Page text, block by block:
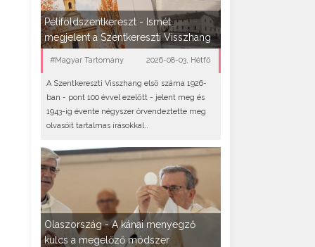
Péliföldszentkereszt - Ismét
megjelent a Szentkereszti Visszhang
#Magyar Tartomány 2026-08-03, Hétfő
A Szentkereszti Visszhang első száma 1926-
ban - pont 100 évvel ezelőtt - jelent meg és
1943-ig évente négyszer örvendeztette meg
olvasóit tartalmas írásokkal..
Olaszország - A kánai menyegző
kulcs a megelőző módszer